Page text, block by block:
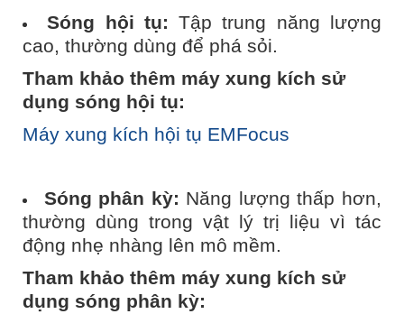
Sóng hội tụ: Tập trung năng lượng
cao, thường dùng để phá sỏi.
Tham khảo thêm máy xung kích sử
dụng sóng hội tụ:
Máy xung kích hội tụ EMFocus
Sóng phân kỳ: Năng lượng thấp hơn,
thường dùng trong vật lý trị liệu vì tác
động nhẹ nhàng lên mô mềm.
Tham khảo thêm máy xung kích sử
dụng sóng phân kỳ: